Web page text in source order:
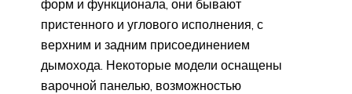
форм и функционала, они бывают
пристенного и углового исполнения, с
верхним и задним присоединением
дымохода. Некоторые модели оснащены
варочной панелью, возможностью